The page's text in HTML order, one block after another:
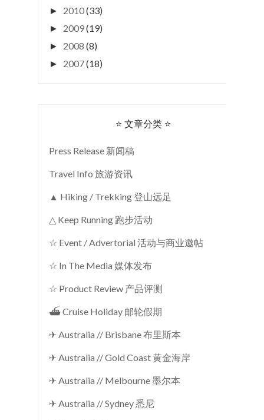
► 2010(33)
► 2009(19)
► 2008 (8)
► 2007(18)
⭐ 文章分类 ⭐
Press Release 新闻稿
Travel Info 旅游资讯
▲ Hiking / Trekking 登山远足
△ Keep Running 跑步活动
☆ Event / Advertorial 活动与商业邀帖
☆ In The Media 媒体发布
☆ Product Review 产品评测
⛴ Cruise Holiday 邮轮假期
✈ Australia // Brisbane 布里斯本
✈ Australia // Gold Coast 黄金海岸
✈ Australia // Melbourne 墨尔本
✈ Australia // Sydney 悉尼